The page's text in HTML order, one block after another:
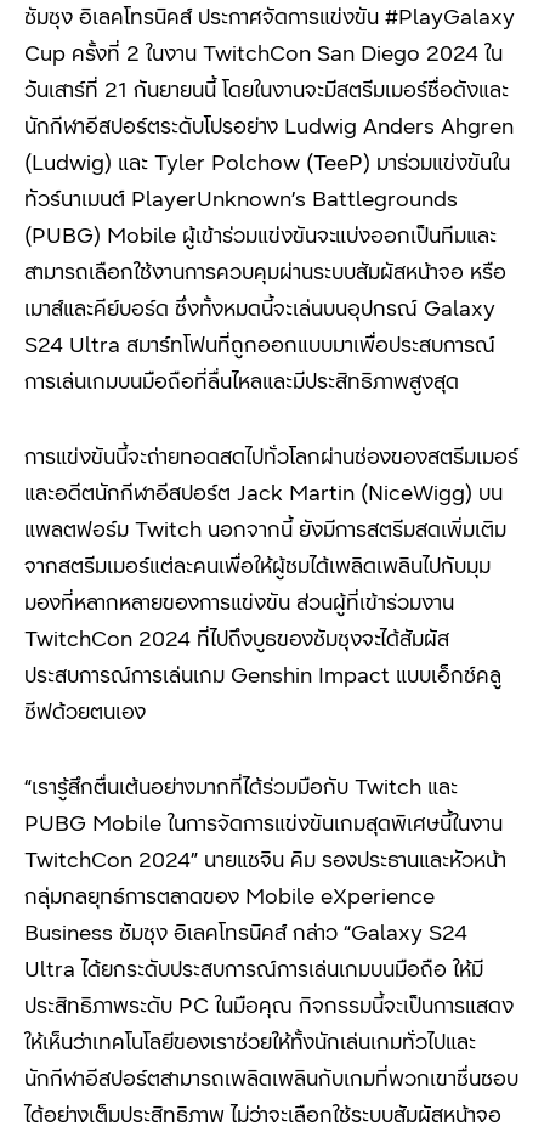
ซัมซุง อิเลคโทรนิคส์ ประกาศจัดการแข่งขัน #PlayGalaxy
Cup ครั้งที่ 2 ในงาน TwitchCon San Diego 2024 ใน
วันเสาร์ที่ 21 กันยายนนี้ โดยในงานจะมีสตรีมเมอร์ชื่อดังและ
นักกีฬาอีสปอร์ตระดับโปรอย่าง Ludwig Anders Ahgren
(Ludwig) และ Tyler Polchow (TeeP) มาร่วมแข่งขันใน
ทัวร์นาเมนต์ PlayerUnknown’s Battlegrounds
(PUBG) Mobile ผู้เข้าร่วมแข่งขันจะแบ่งออกเป็นทีมและ
สามารถเลือกใช้งานการควบคุมผ่านระบบสัมผัสหน้าจอ หรือ
เมาส์และคีย์บอร์ด ซึ่งทั้งหมดนี้จะเล่นบนอุปกรณ์ Galaxy
S24 Ultra สมาร์ทโฟนที่ถูกออกแบบมาเพื่อประสบการณ์
การเล่นเกมบนมือถือที่ลื่นไหลและมีประสิทธิภาพสูงสุด
การแข่งขันนี้จะถ่ายทอดสดไปทั่วโลกผ่านช่องของสตรีมเมอร์
และอดีตนักกีฬาอีสปอร์ต Jack Martin (NiceWigg) บน
แพลตฟอร์ม Twitch นอกจากนี้ ยังมีการสตรีมสดเพิ่มเติม
จากสตรีมเมอร์แต่ละคนเพื่อให้ผู้ชมได้เพลิดเพลินไปกับมุม
มองที่หลากหลายของการแข่งขัน ส่วนผู้ที่เข้าร่วมงาน
TwitchCon 2024 ที่ไปถึงบูธของซัมซุงจะได้สัมผัส
ประสบการณ์การเล่นเกม Genshin Impact แบบเอ็กซ์คลู
ซีฟด้วยตนเอง
“เรารู้สึกตื่นเต้นอย่างมากที่ได้ร่วมมือกับ Twitch และ
PUBG Mobile ในการจัดการแข่งขันเกมสุดพิเศษนี้ในงาน
TwitchCon 2024” นายแซจิน คิม รองประธานและหัวหน้า
กลุ่มกลยุทธ์การตลาดของ Mobile eXperience
Business ซัมซุง อิเลคโทรนิคส์ กล่าว “Galaxy S24
Ultra ได้ยกระดับประสบการณ์การเล่นเกมบนมือถือ ให้มี
ประสิทธิภาพระดับ PC ในมือคุณ กิจกรรมนี้จะเป็นการแสดง
ให้เห็นว่าเทคโนโลยีของเราช่วยให้ทั้งนักเล่นเกมทั่วไปและ
นักกีฬาอีสปอร์ตสามารถเพลิดเพลินกับเกมที่พวกเขาชื่นชอบ
ได้อย่างเต็มประสิทธิภาพ ไม่ว่าจะเลือกใช้ระบบสัมผัสหน้าจอ